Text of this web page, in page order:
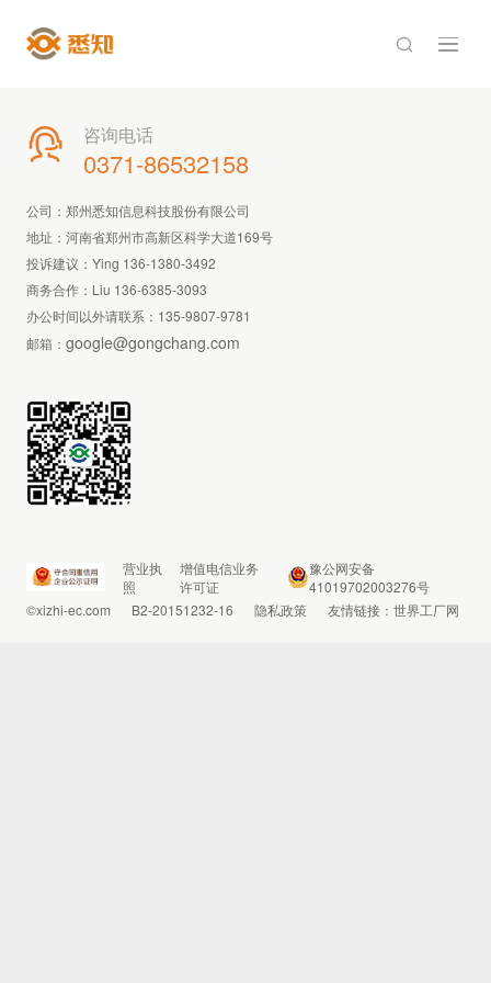

 咨询电话
0371-86532158
公司：郑州悉知信息科技股份有限公司
地址：河南省郑州市高新区科学大道169号
投诉建议：Ying 136-1380-3492
商务合作：Liu 136-6385-3093
办公时间以外请联系： 135-9807-9781
邮箱： google@gongchang.com
营业执
照
增值电信业务
许可证
豫公网安备
41019702003276号
©xizhi-ec.com
B2-20151232-16 隐私政策 友情链接： 世界工厂网